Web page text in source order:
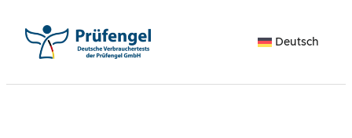
Inhalt
springen
Deutsch